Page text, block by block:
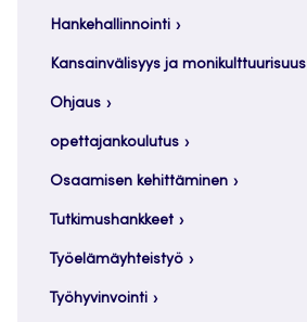
Hankehallinnointi
Kansainvälisyys ja monikulttuurisuus
Ohjaus
opettajankoulutus
Osaamisen kehittäminen
Tutkimushankkeet
Työelämäyhteistyö
Työhyvinvointi